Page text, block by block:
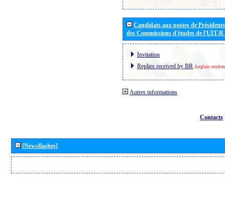
Candidats aux postes de
des Commissions d'études de l'UIT-
Invitation
Replies received by BR Anglais
Autres informations
Contacts
[Newsflashes]